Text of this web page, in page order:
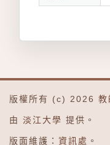
版權所有 (c) 2026 教
由 淡江大學 提供。
版面維護： 資訊處 。